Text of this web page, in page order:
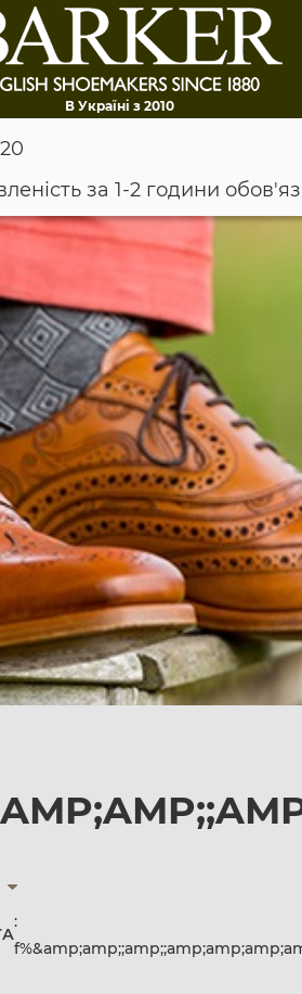
В Україні з 2010
за 1-2 години
: